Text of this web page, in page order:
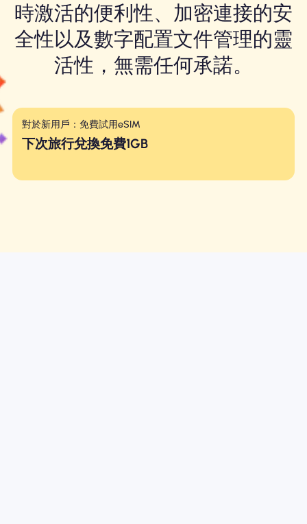
時激活的便利性、加密連接的安
全性以及數字配置文件管理的靈
活性，無需任何承諾。
對於新用戶：免費試用eSIM
下次旅行兌換免費1GB